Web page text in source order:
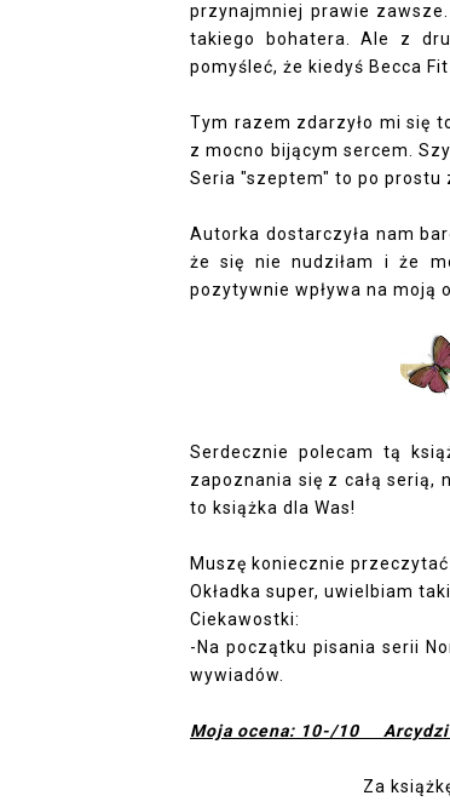
przynajmniej prawie
takiego bohatera. Ale z
pomyśleć, że kiedyś Becca
Tym razem zdarzyło mi się
z mocno bijącym sercem.
Seria "szeptem" to po prostu
Autorka dostarczyła nam
że się nie nudziłam i że
pozytywnie wpływa na moją
Serdecznie polecam tą
zapoznania się z całą serią,
to książka dla Was!
Muszę koniecznie
Okładka super, uwielbiam
Ciekawostki:
-Na początku pisania serii
wywiadów
Moja ocena: 10-/10
Za